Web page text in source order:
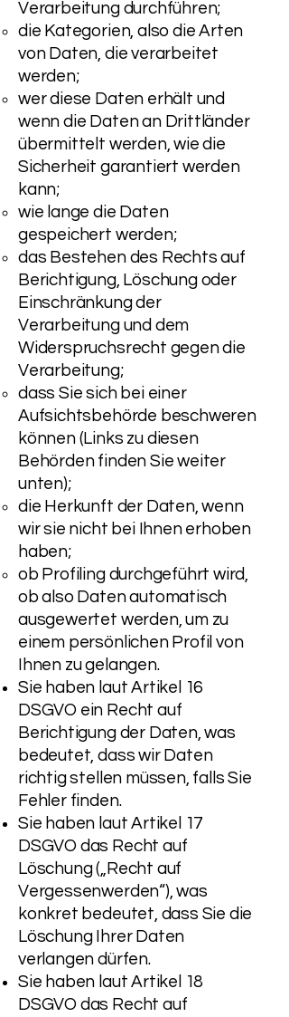
Verarbeitung durchführen;
die Kategorien, also die Arten
von Daten, die verarbeitet
werden;
wer diese Daten erhält und
wenn die Daten an Drittländer
übermittelt werden, wie die
Sicherheit garantiert werden
kann;
wie lange die Daten
gespeichert werden;
das Bestehen des Rechts auf
Berichtigung, Löschung oder
Einschränkung der
Verarbeitung und dem
Widerspruchsrecht gegen die
Verarbeitung;
dass Sie sich bei einer
Aufsichtsbehörde beschweren
können (Links zu diesen
Behörden finden Sie weiter
unten);
die Herkunft der Daten, wenn
wir sie nicht bei Ihnen erhoben
haben;
ob Profiling durchgeführt wird,
ob also Daten automatisch
ausgewertet werden, um zu
einem persönlichen Profil von
Ihnen zu gelangen.
Sie haben laut Artikel 16
DSGVO ein Recht auf
Berichtigung der Daten, was
bedeutet, dass wir Daten
richtig stellen müssen, falls Sie
Fehler finden.
Sie haben laut Artikel 17
DSGVO das Recht auf
Löschung („Recht auf
Vergessenwerden“), was
konkret bedeutet, dass Sie die
Löschung Ihrer Daten
verlangen dürfen.
Sie haben laut Artikel 18
DSGVO das Recht auf